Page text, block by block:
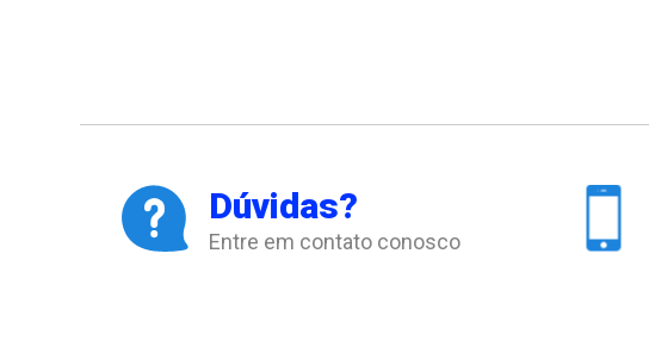
Dúvidas?
Entre em contato conosco